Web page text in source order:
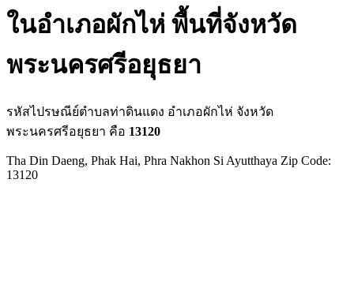
ในอำเภอผักไห่ พื้นที่จังหวัด
พระนครศรีอยุธยา
รหัสไปรษณีย์ตำบลท่าดินแดง อำเภอผักไห่ จังหวัด
พระนครศรีอยุธยา คือ 13120
Tha Din Daeng, Phak Hai, Phra Nakhon Si Ayutthaya Zip Code:
13120